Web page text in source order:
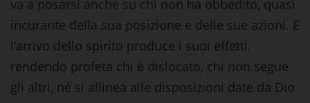
va a posarsi anche su chi non ha obbedito, quasi
incurante della sua posizione e delle sue azioni. E
l’arrivo dello spirito produce i suoi effetti,
rendendo profeta chi è dislocato, chi non segue
gli altri, né si allinea alle disposizioni date da Dio